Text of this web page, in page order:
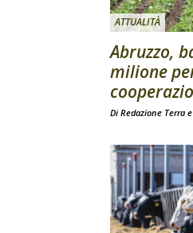
ATTUALITÀ
Abruzzo,
milione
Di Redazione Terra